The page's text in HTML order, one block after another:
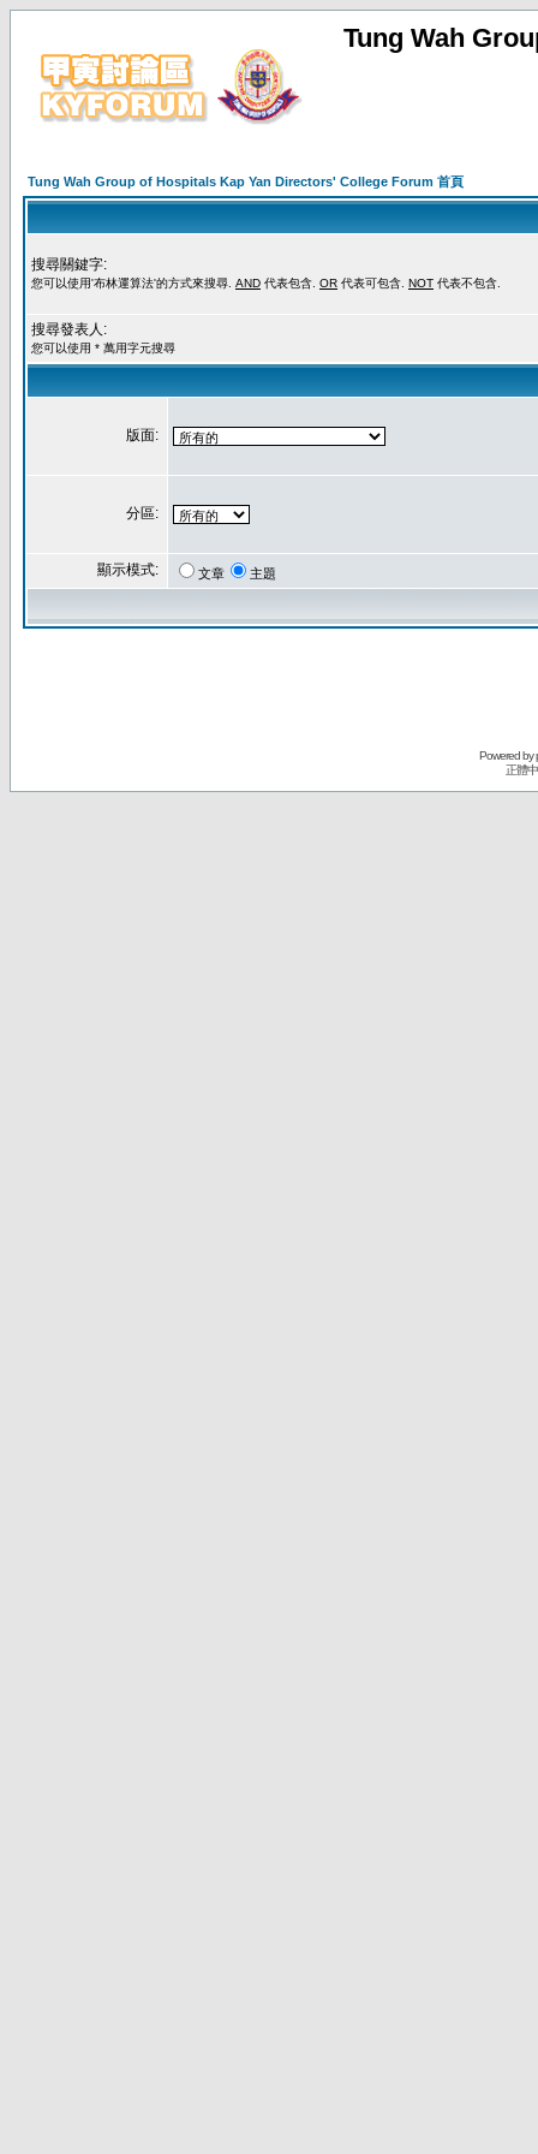
Tung Wah
Tung Wah Group of Hospitals Kap Yan Directors' College Forum 首頁
搜尋關鍵字:
您可以使用'布林運算法'的方式來搜尋. AND 代表包含. OR 代表可包含. NOT 代表不包含.
搜尋發表人:
您可以使用 * 萬用字元搜尋
版面:
分區:
顯示模式: 文章 主題
Powered by
正體